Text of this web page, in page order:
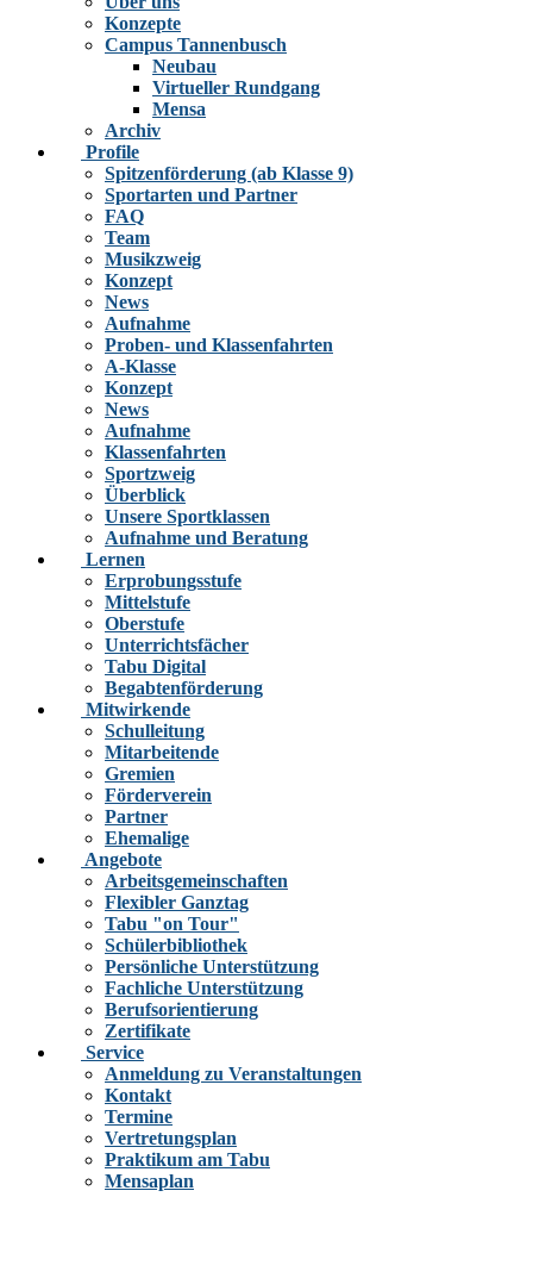
Konzepte
Campus Tannenbusch
Neubau
Virtueller Rundgang
Mensa
Archiv
Profile
Spitzenförderung (ab Klasse 9)
Sportarten und Partner
FAQ
Team
Musikzweig
Konzept
News
Aufnahme
Proben- und Klassenfahrten
A-Klasse
Konzept
News
Aufnahme
Klassenfahrten
Sportzweig
Überblick
Unsere Sportklassen
Aufnahme und Beratung
Lernen
Erprobungsstufe
Mittelstufe
Oberstufe
Unterrichtsfächer
Tabu Digital
Begabtenförderung
Mitwirkende
Schulleitung
Mitarbeitende
Gremien
Förderverein
Partner
Ehemalige
Angebote
Arbeitsgemeinschaften
Flexibler Ganztag
Tabu "on Tour"
Schülerbibliothek
Persönliche Unterstützung
Fachliche Unterstützung
Berufsorientierung
Zertifikate
Service
Anmeldung zu Veranstaltungen
Kontakt
Termine
Vertretungsplan
Praktikum am Tabu
Mensaplan